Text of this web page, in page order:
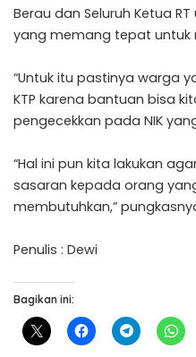
Berau dan Seluruh Ketua
yang memang tepat untuk
“Untuk itu pastinya warga
KTP karena bantuan bisa
pengecekkan pada NIK
“Hal ini pun kita lakukan
sasaran kepada orang
membutuhkan,”
Penulis : Dewi
Bagikan ini: